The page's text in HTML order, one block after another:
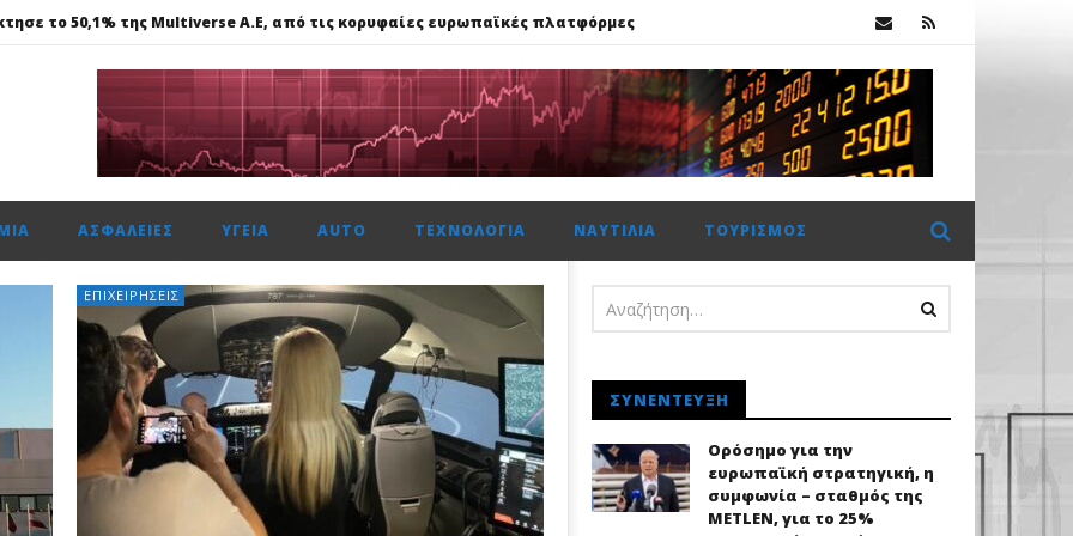
το 50,1% της Multiverse A.E, από τις κορυφαίες ευρωπαϊκές πλατφόρμες
Χρηματιστήριο Αθηνών: Πέμπτο σερί κλείσιμο πάνω από τις 2.600 μονάδες με στηρίγματα από τις τράπεζες
€49,35 εκατ., το 50% του Sofia South Ring Mall
το 50,1% της Multiverse A.E, από τις κορυφαίες ευρωπαϊκές πλατφόρμες
ΑΣΦΆΛΕΙΕΣ ΥΓΕΊΑ AUTO ΤΕΧΝΟΛΟΓΊΑ ΝΑΥΤΙΛΊΑ ΤΟΥΡΙΣΜΌΣ
ΕΠΙΧΕΙΡΉΣΕΙΣ
ΣΥΝΈΝΤΕΥΞΗ
Ορόσημο για την
ευρωπαϊκή στρατηγική, η
συμφωνία – σταθμός της
METLEN, για το 25%